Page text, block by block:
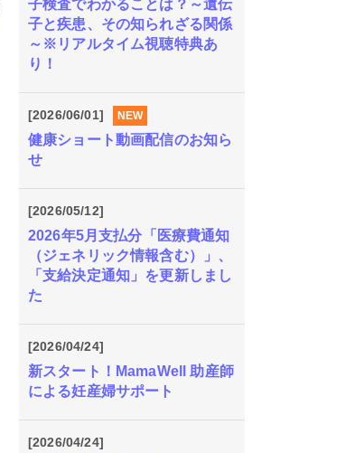
子検査でわかることは？～遺伝
子と疾患、その知られざる関係
～※リアルタイム視聴特典あ
り！
[2026/06/01] NEW
健康ショート動画配信のお知ら
せ
[2026/05/12]
2026年5月支払分「医療費通知
（ジェネリック情報含む）」、
「支給決定通知」を更新しまし
た
[2026/04/24]
新スタート！MamaWell 助産師
による妊産婦サポート
[2026/04/24]